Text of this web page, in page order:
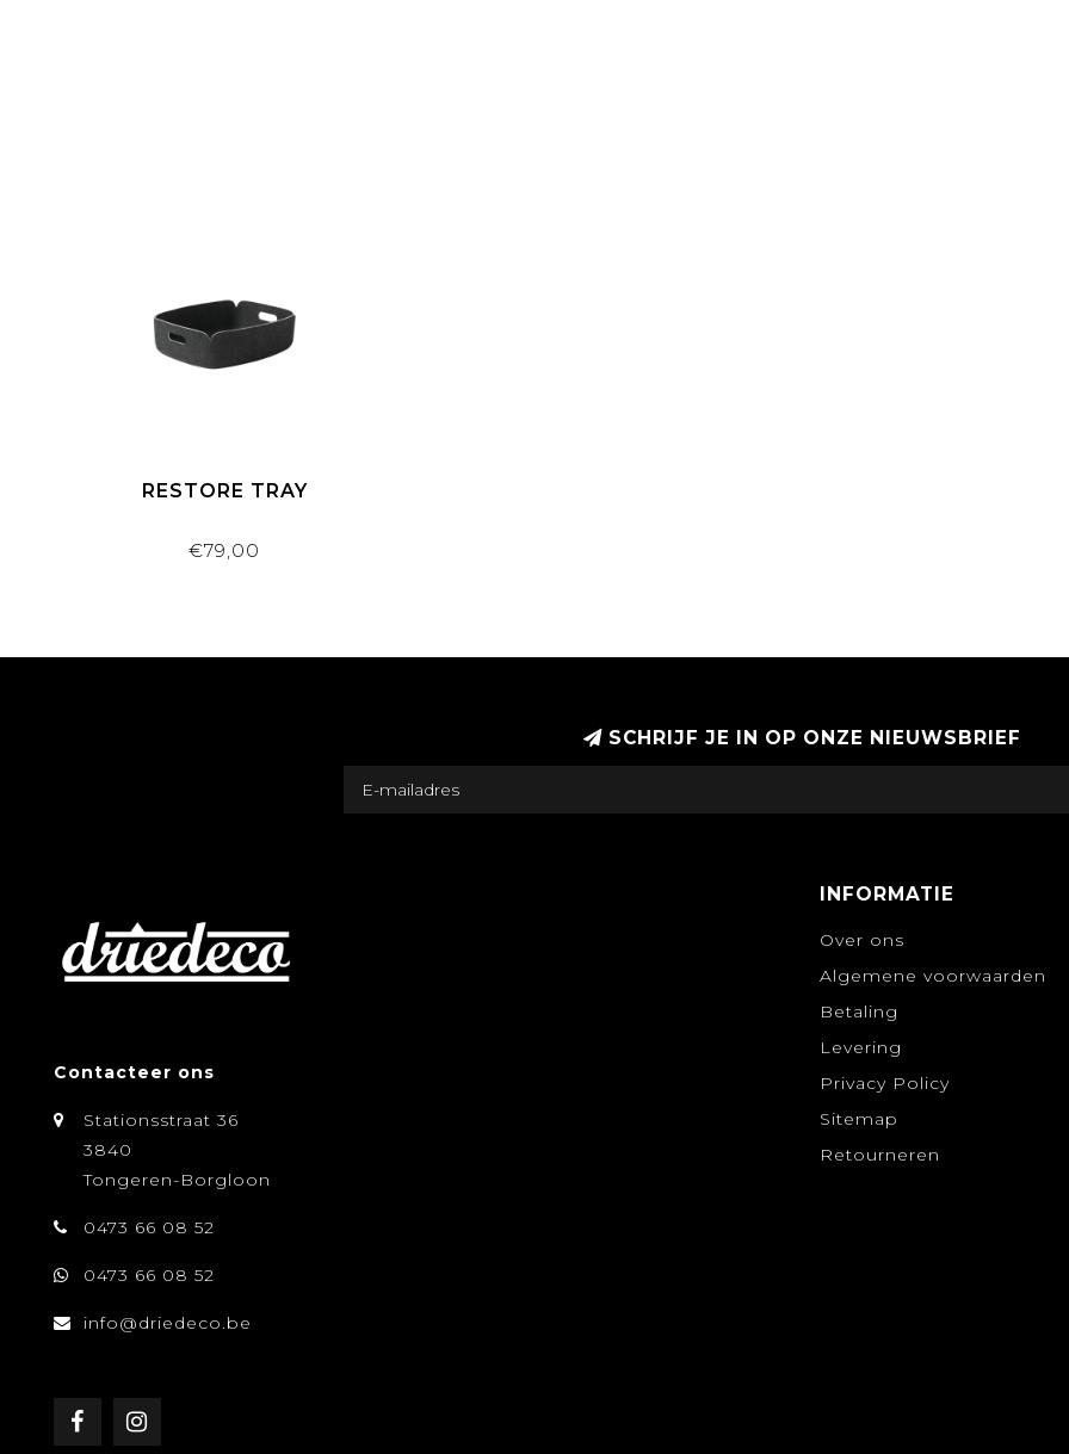
RESTORE TRAY
€79,00
SCHRIJF JE IN OP ONZE NIEUWSBRIEF
Contacteer ons
Stationsstraat 36
3840
Tongeren-Borgloon
0473 66 08 52
0473 66 08 52
info@driedeco.be
INFORMATIE
Over ons
Algemene voorwaarden
Betaling
Levering
Privacy Policy
Sitemap
Retourneren